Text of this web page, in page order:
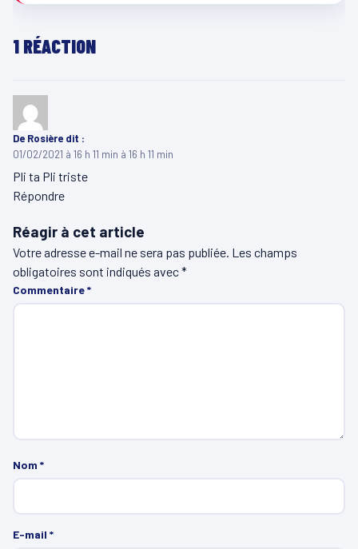
1 RÉACTION
De Rosière dit :
01/02/2021 à 16 h 11 min à 16 h 11 min
Pli ta Pli triste
Répondre
Réagir à cet article
Votre adresse e-mail ne sera pas publiée. Les champs
obligatoires sont indiqués avec*
Commentaire*
Nom *
E-mail *